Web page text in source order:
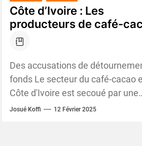
Côte d’Ivoire : Les
producteurs de café-
portent plainte contre le
Conseil Café-Cacao pour
malversations
Des accusations de
fonds Le secteur du café-cacao
Côte d'Ivoire est secoué par une
nouvelle affaire judiciaire. Des
Josué Koffi 12 Février 2025